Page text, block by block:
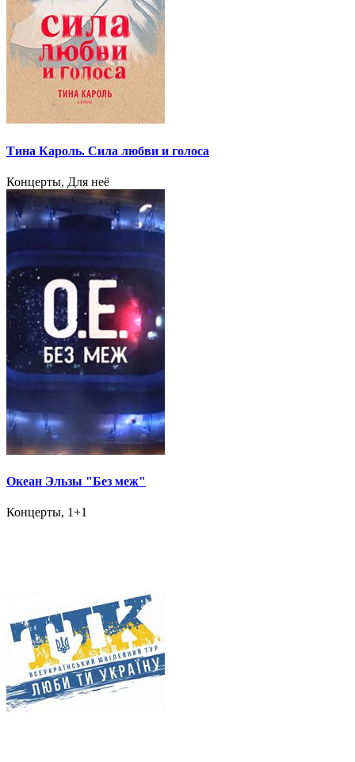
Тина Кароль. Сила любви и голоса
Концерты, Для неё
Океан Эльзы "Без меж"
Концерты, 1+1